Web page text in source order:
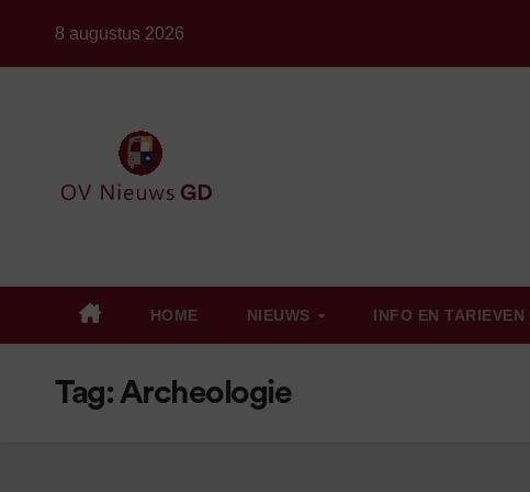
8 augustus 2026
HOME NIEUWS INFO EN TARIEVEN
Tag: Archeologie